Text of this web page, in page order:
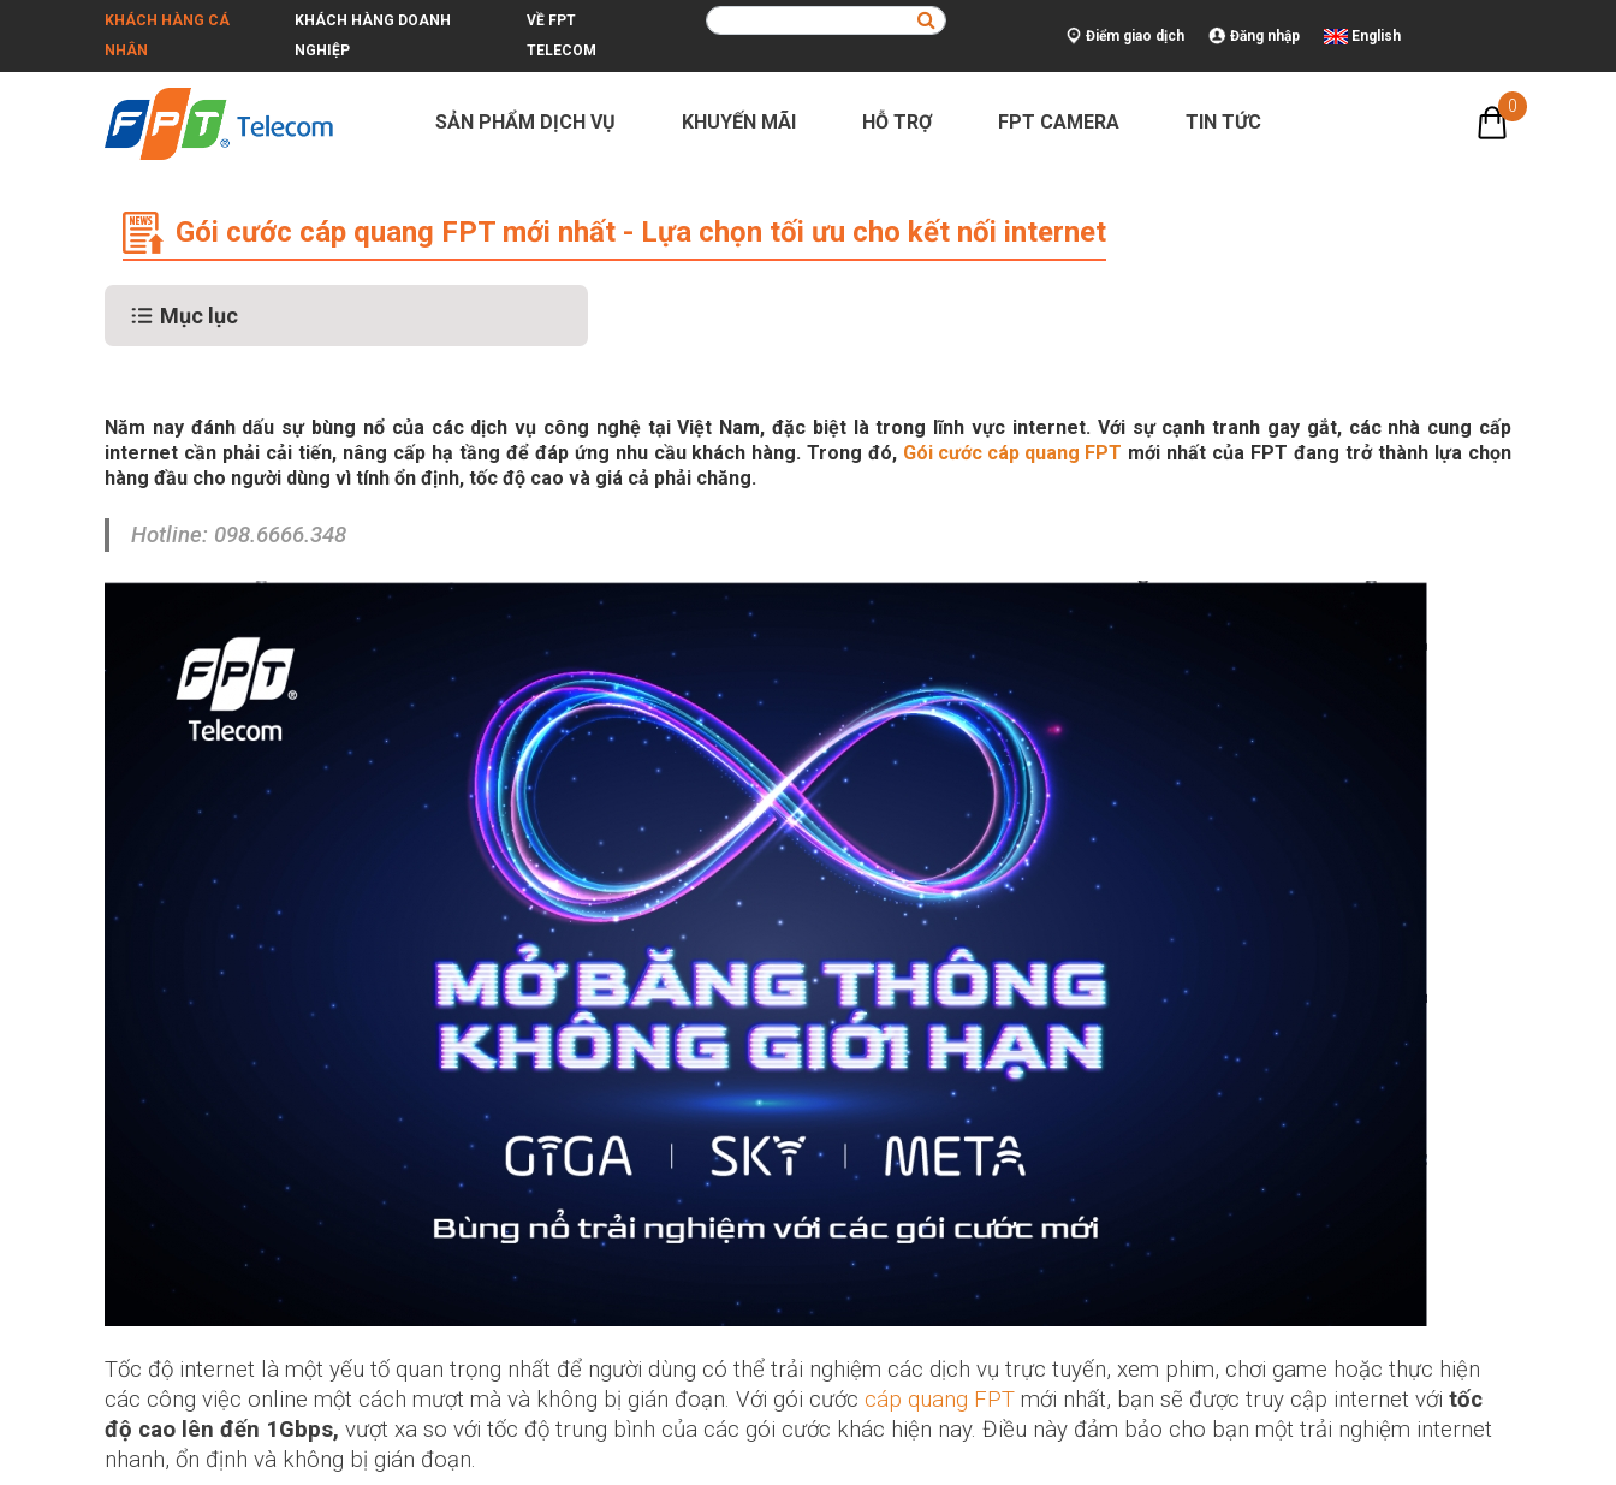
KHÁCH HÀNG CÁ
NHÂN
KHÁCH HÀNG DOANH
NGHIỆP
VỀ FPT
TELECOM
Điểm giao dịch Đăng nhập English
SẢN PHẨM DỊCH VỤ KHUYẾN MÃI HỖ TRỢ FPT CAMERA TIN TỨC
0
Gói cước cáp quang FPT mới nhất - Lựa chọn tối ưu cho kết nối internet
Mục lục
Năm nay đánh dấu sự bùng nổ của các dịch vụ công nghệ tại Việt Nam, đặc biệt là trong lĩnh vực internet. Với sự cạnh tranh gay gắt, các nhà cung cấp
internet cần phải cải tiến, nâng cấp hạ tầng để đáp ứng nhu cầu khách hàng. Trong đó, Gói cước cáp quang FPT mới nhất của FPT đang trở thành lựa chọn
hàng đầu cho người dùng vì tính ổn định, tốc độ cao và giá cả phải chăng.
Hotline: 098.6666.348
Tốc độ internet là một yếu tố quan trọng nhất để người dùng có thể trải nghiệm các dịch vụ trực tuyến, xem phim, chơi game hoặc thực hiện
các công việc online một cách mượt mà và không bị gián đoạn. Với gói cước cáp quang FPT mới nhất, bạn sẽ được truy cập internet với tốc
độ cao lên đến 1Gbps, vượt xa so với tốc độ trung bình của các gói cước khác hiện nay. Điều này đảm bảo cho bạn một trải nghiệm internet
nhanh, ổn định và không bị gián đoạn.